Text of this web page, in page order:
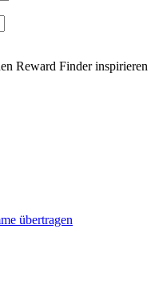
Reward Finder inspirieren
übertragen